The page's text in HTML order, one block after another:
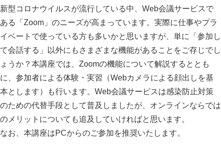
新型コロナウイルスが流行している中、Web会議サービスで
ある「Zoom」のニーズが高まっています。実際に仕事やプラ
イベートで使っている方も多いかと思いますが、単に「参加し
て会話する」以外にもさまざまな機能があることをご存じでし
ょうか？本講座では、Zoomの機能について解説するととも
に、参加者による体験・実習（Webカメラによる顔出しを基
本とします）も行います。Web会議サービスは感染防止対策
のための代替手段として普及しましたが、オンラインならでは
のメリットについても追及していければと思います。
なお、本講座はPCからのご参加を推奨いたします。